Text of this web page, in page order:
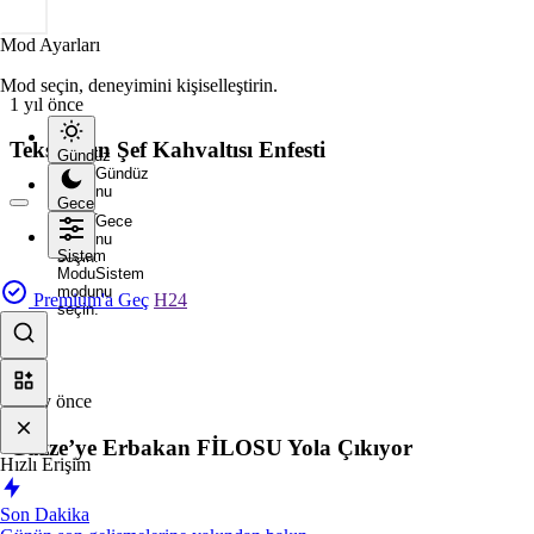
değiştir
Mod Ayarları
Mod seçin, deneyimini kişiselleştirin.
Gündüz
Modu Gündüz
modunu
seçin.
Gece
Modu Gece
modunu
seçin.
Sistem
ModuSistem
modunu
seçin.
Premium'a Geç H24
Hızlı Erişim
Son Dakika
1 yıl önce
Teksam’ın Şef Kahvaltısı Enfesti
12 ay önce
Gazze’ye Erbakan FİLOSU Yola Çıkıyor